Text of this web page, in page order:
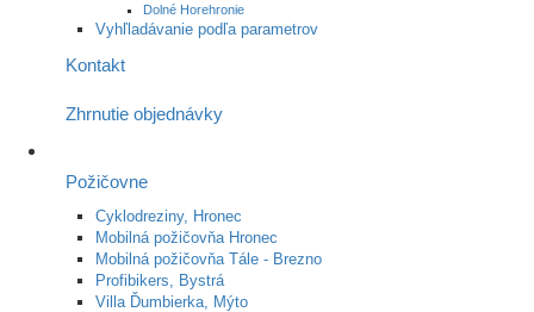
Dolné Horehronie
Vyhľladávanie podľa parametrov
Kontakt
Zhrnutie objednávky
Požičovne
Cyklodreziny, Hronec
Mobilná požičovňa Hronec
Mobilná požičovňa Tále - Brezno
Profibikers, Bystrá
Villa Ďumbierka, Mýto